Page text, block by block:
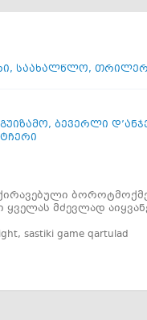
, საახალწლო,
, ბევერლი
ყველას მძევლად
, sastiki game qartulad